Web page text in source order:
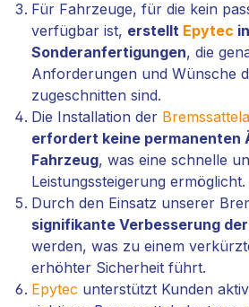
Für Fahrzeuge, für die kein
verfügbar ist, erstellt Epytec
Sonderanfertigungen, die
Anforderungen und Wünsche
zugeschnitten sind.
Die Installation der
erfordert keine permanenten
Fahrzeug, was eine schnelle
Leistungssteigerung ermöglicht.
Durch den Einsatz unserer
signifikante Verbesserung
werden, was zu einem
erhöhter Sicherheit führt.
Epytec unterstützt Kunden